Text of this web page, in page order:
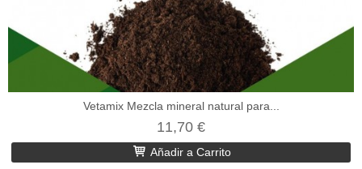
Vetamix Mezcla mineral natural para...
11,70 €
Añadir a Carrito